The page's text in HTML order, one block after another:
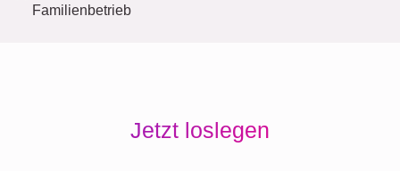
Familienbetrieb
Jetzt loslegen